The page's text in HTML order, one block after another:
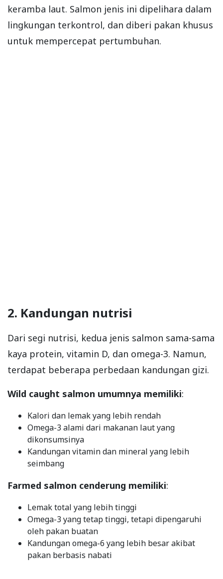
keramba laut. Salmon jenis ini dipelihara dalam
lingkungan terkontrol, dan diberi pakan khusus
untuk mempercepat pertumbuhan.
2. Kandungan nutrisi
Dari segi nutrisi, kedua jenis salmon sama-sama
kaya protein, vitamin D, dan omega-3. Namun,
terdapat beberapa perbedaan kandungan gizi.
Wild caught salmon umumnya memiliki:
Kalori dan lemak yang lebih rendah
Omega-3 alami dari makanan laut yang
dikonsumsinya
Kandungan vitamin dan mineral yang lebih
seimbang
Farmed salmon cenderung memiliki:
Lemak total yang lebih tinggi
Omega-3 yang tetap tinggi, tetapi dipengaruhi
oleh pakan buatan
Kandungan omega-6 yang lebih besar akibat
pakan berbasis nabati